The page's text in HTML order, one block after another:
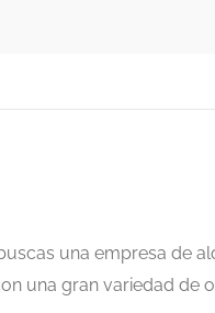
una empresa de
una gran variedad de